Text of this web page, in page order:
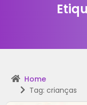
Home
Tag: crianças